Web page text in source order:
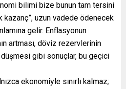
bilimi bize bunun tam tersini
kazanç”, uzun vadede ödenecek
gelir. Enflasyonun
artması, döviz rezervlerinin
düşmesi gibi sonuçlar, bu geçici
ekonomiyle sınırlı kalmaz;